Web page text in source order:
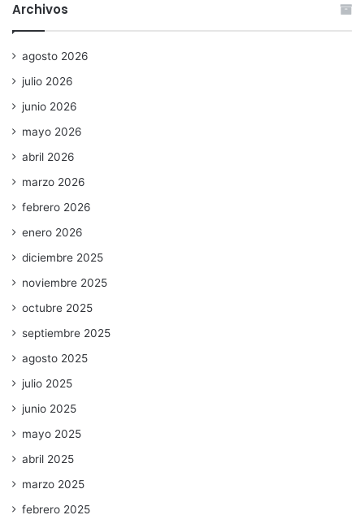
Archivos
agosto 2026
julio 2026
junio 2026
mayo 2026
abril 2026
marzo 2026
febrero 2026
enero 2026
diciembre 2025
noviembre 2025
octubre 2025
septiembre 2025
agosto 2025
julio 2025
junio 2025
mayo 2025
abril 2025
marzo 2025
febrero 2025